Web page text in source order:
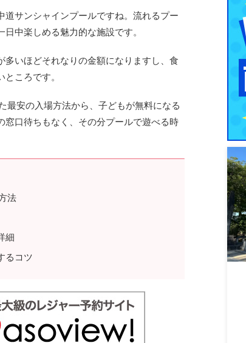
サンシャインプールですね。流れるプー
中楽しめる魅力的な施設です。
いほどそれなりの金額になりますし、食
ころです。
最安の入場方法から、子どもが無料になる
口待ちもなく、その分プールで遊べる時
法
細
るコツ